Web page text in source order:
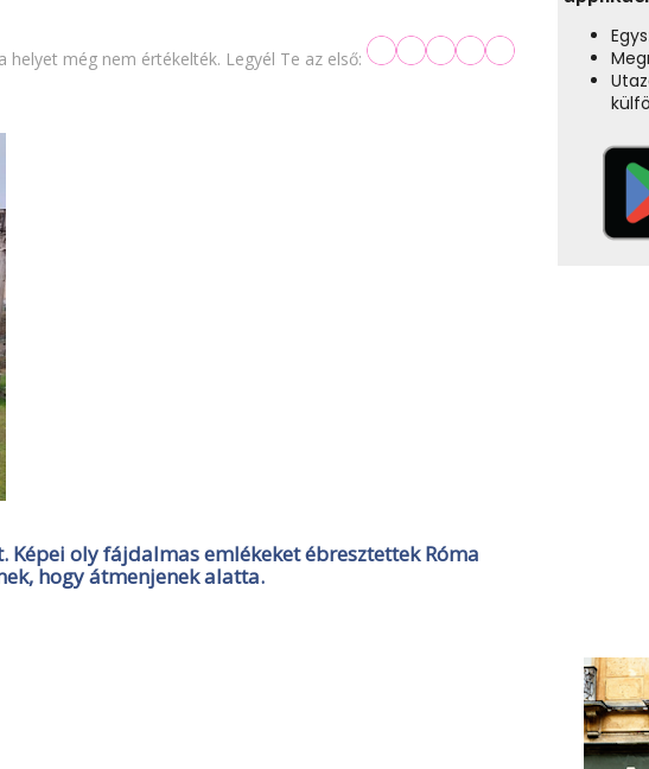
helyet még nem értékelték. Legyél Te az első:
oly fájdalmas emlékeket ébresztettek Róma
hogy átmenjenek alatta.